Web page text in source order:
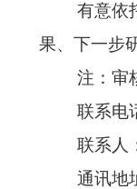
有意依
果、下一步
注：审
联系电
联系人
通讯地